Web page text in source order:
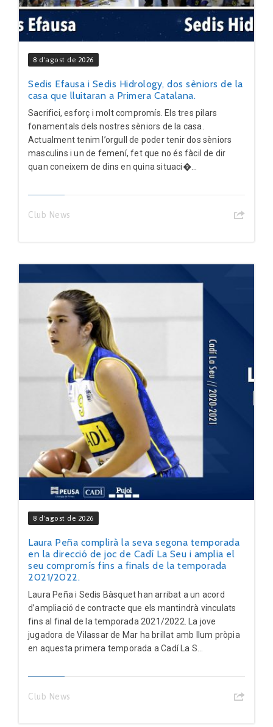
8 d'agost de 2026
Sedis Efausa i Sedis Hidrology, dos sèniors de la
casa que lluitaran a Primera Catalana.
Sacrifici, esforç i molt compromís. Els tres pilars
fonamentals dels nostres sèniors de la casa.
Actualment tenim l’orgull de poder tenir dos sèniors
masculins i un de femení, fet que no és fàcil de dir
quan coneixem de dins en quina situaci�...
Club News
8 d'agost de 2026
Laura Peña complirà la seva segona temporada
en la direcció de joc de Cadí La Seu i amplia el
seu compromís fins a finals de la temporada
2021/2022.
Laura Peña i Sedis Bàsquet han arribat a un acord
d’ampliació de contracte que els mantindrà vinculats
fins al final de la temporada 2021/2022. La jove
jugadora de Vilassar de Mar ha brillat amb llum pròpia
en aquesta primera temporada a Cadí La S...
Club News